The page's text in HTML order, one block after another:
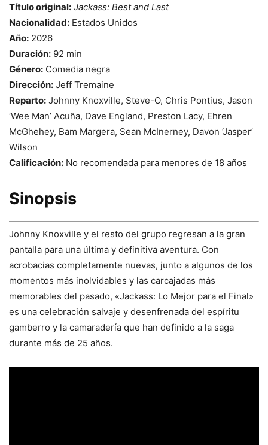
Título original: Jackass: Best and Last
Nacionalidad: Estados Unidos
Año: 2026
Duración: 92 min
Género: Comedia negra
Dirección: Jeff Tremaine
Reparto: Johnny Knoxville, Steve-O, Chris Pontius, Jason
‘Wee Man’ Acuña, Dave England, Preston Lacy, Ehren
McGhehey, Bam Margera, Sean McInerney, Davon ‘Jasper’
Wilson
Calificación: No recomendada para menores de 18 años
Sinopsis
Johnny Knoxville y el resto del grupo regresan a la gran
pantalla para una última y definitiva aventura. Con
acrobacias completamente nuevas, junto a algunos de los
momentos más inolvidables y las carcajadas más
memorables del pasado, «Jackass: Lo Mejor para el Final»
es una celebración salvaje y desenfrenada del espíritu
gamberro y la camaradería que han definido a la saga
durante más de 25 años.